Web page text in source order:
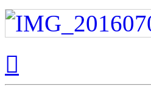
началу